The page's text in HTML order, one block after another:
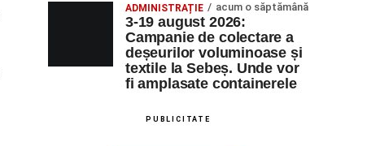
ADMINISTRAȚIE acum o săptămână
3-19 august 2026:
Campanie de colectare a
deșeurilor voluminoase și
textile la Sebeș. Unde vor
fi amplasate containerele
PUBLICITATE